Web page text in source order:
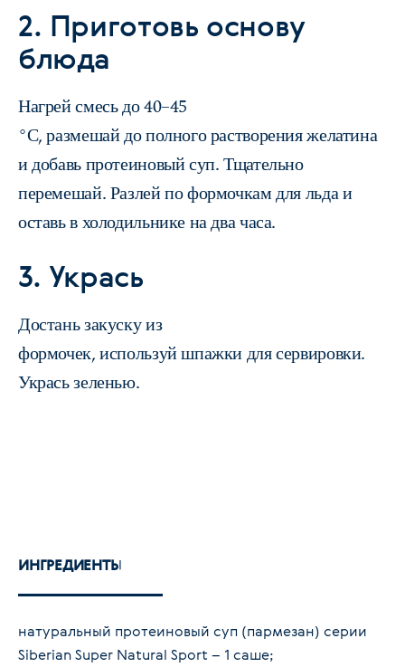
2. Приготовь основу
блюда
Нагрей смесь до 40–45
°С, размешай до полного растворения желатина
и добавь протеиновый суп. Тщательно
перемешай. Разлей по формочкам для льда и
оставь в холодильнике на два часа.
3. Укрась
Достань закуску из
формочек, используй шпажки для сервировки.
Укрась зеленью.
ИНГРЕДИЕНТЫ
натуральный протеиновый суп (пармезан) серии
Siberian Super Natural Sport – 1 саше;